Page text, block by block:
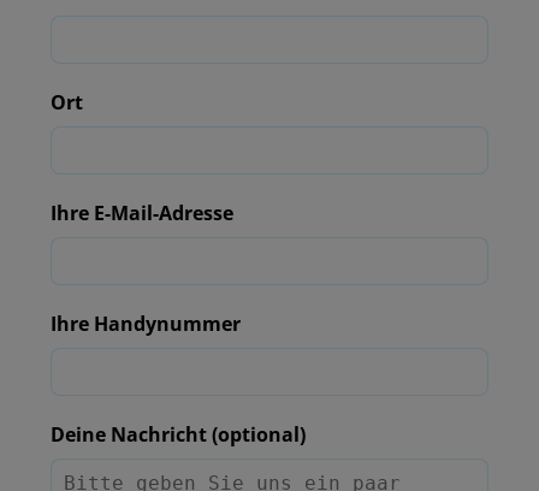
Ort
Ihre E-Mail-Adresse
Ihre Handynummer
Deine Nachricht (optional)